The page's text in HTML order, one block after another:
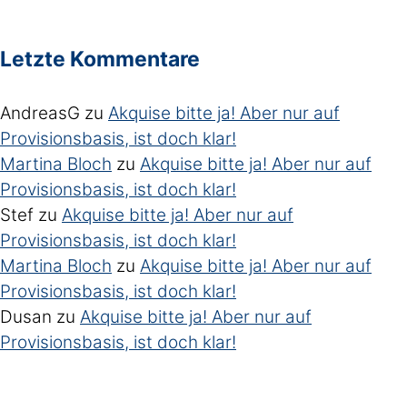
Letzte Kommentare
AndreasG zu Akquise bitte ja! Aber nur auf
Provisionsbasis, ist doch klar!
Martina Bloch zu Akquise bitte ja! Aber nur auf
Provisionsbasis, ist doch klar!
Stef zu Akquise bitte ja! Aber nur auf
Provisionsbasis, ist doch klar!
Martina Bloch zu Akquise bitte ja! Aber nur auf
Provisionsbasis, ist doch klar!
Dusan zu Akquise bitte ja! Aber nur auf
Provisionsbasis, ist doch klar!